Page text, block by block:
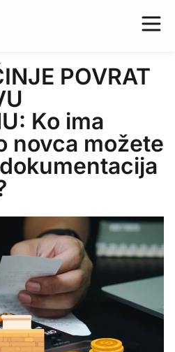
POVRAT
Ko ima
novca možete